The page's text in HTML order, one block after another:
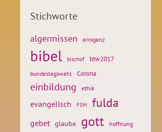
Stichworte
algermissen arroganz
bibel bischof btw2017
bundestagswahl Corona
einbildung ethik
evangelisch FSM fulda
gebet glaube gott
hoffnung